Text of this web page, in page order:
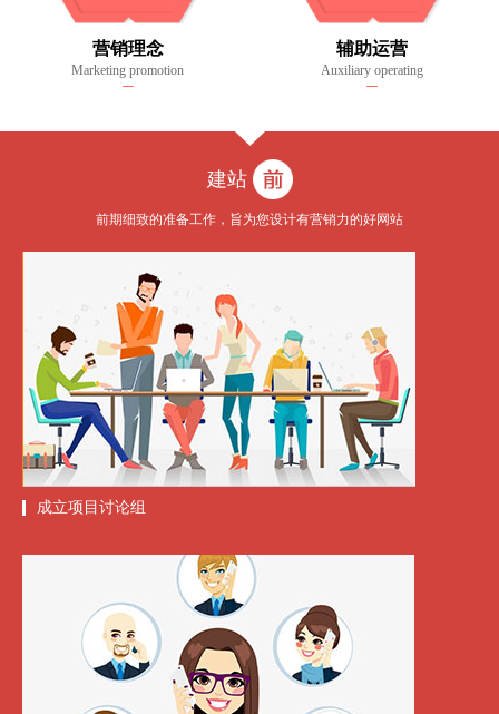
营销理念
Marketing promotion
辅助运营
Auxiliary operating
建站
前期细致的准备工作，旨为您设计有营销力的好网站
成立项目讨论组